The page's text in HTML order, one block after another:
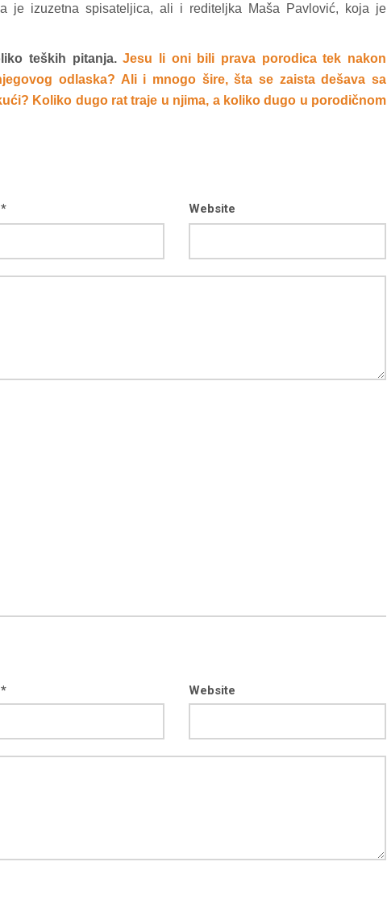
je izuzetna spisateljica, ali i rediteljka Maša Pavlović, koja je
teških pitanja.Jesu li oni bili prava porodica tek nakon
odlaska? Ali i mnogo šire, šta se zaista dešava sa
Koliko dugo rat traje u njima, a koliko dugo u porodičnom
Website
Website